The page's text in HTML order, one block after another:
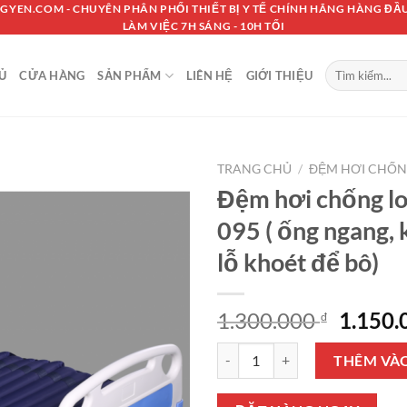
- CHUYÊN PHÂN PHỐI THIẾT BỊ Y TẾ CHÍNH HÃNG HÀNG
LÀM VIỆC 7H SÁNG - 10H TỐI
CỬA HÀNG SẢN PHẨM LIÊN HỆ GIỚI THIỆU
Tìm
kiếm:
TRANG CHỦ / ĐỆM HƠI
Đệm hơi chống
095 ( ống ngang,
lỗ khoét để bô)
1.300.000₫
Giá
gốc
là:
Đệm hơi chống loét GBM 095 (
THÊM